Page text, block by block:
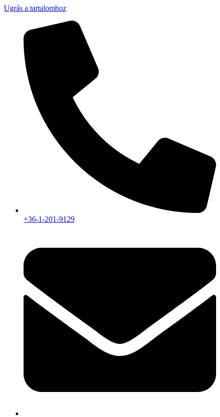
Ugrás a tartalomhoz
+36-1-201-9129